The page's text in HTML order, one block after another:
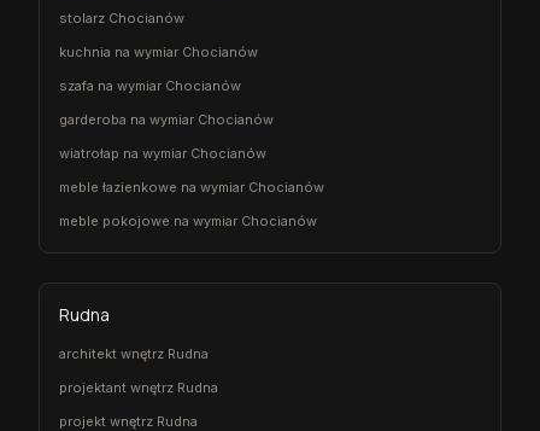
stolarz Chocianów
kuchnia na wymiar Chocianów
szafa na wymiar Chocianów
garderoba na wymiar Chocianów
wiatrołap na wymiar Chocianów
meble łazienkowe na wymiar Chocianów
meble pokojowe na wymiar Chocianów
Rudna
architekt wnętrz Rudna
projektant wnętrz Rudna
projekt wnętrz Rudna